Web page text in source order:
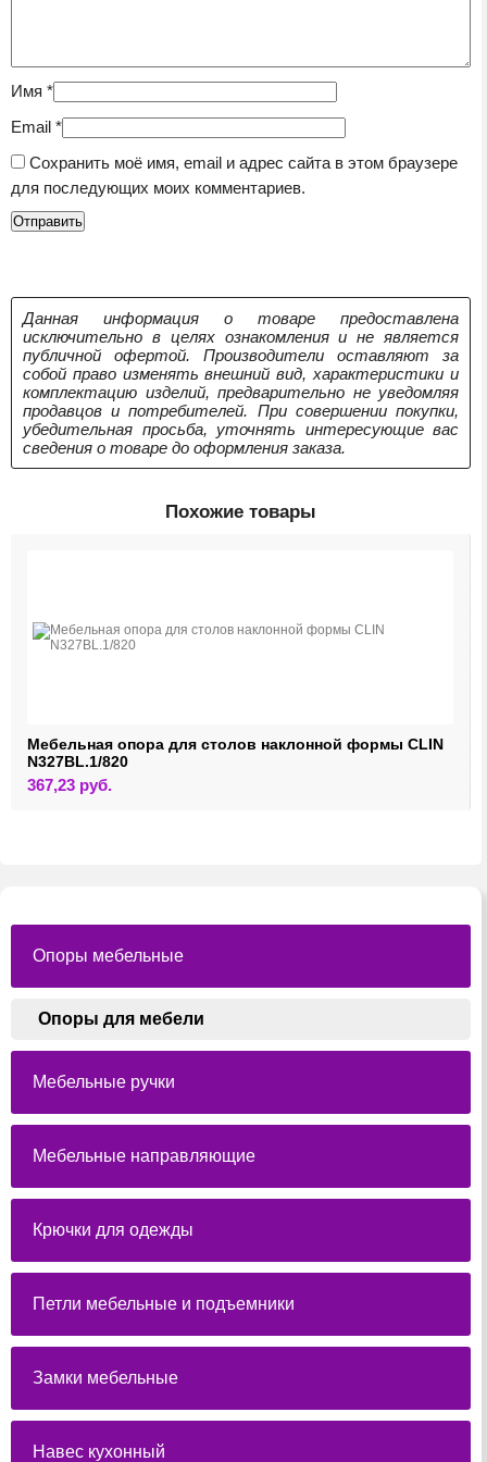
Имя *
Email *
Сохранить моё имя, email и адрес сайта в этом браузере
для последующих моих комментариев.
Данная информация о товаре предоставлена
исключительно в целях ознакомления и не является
публичной офертой. Производители оставляют за
собой право изменять внешний вид, характеристики и
комплектацию изделий, предварительно не уведомляя
продавцов и потребителей. При совершении покупки,
убедительная просьба, уточнять интересующие вас
сведения о товаре до оформления заказа.
Похожие товары
Мебельная опора для столов наклонной формы CLIN
N327BL.1/820
367,23 руб.
Опоры мебельные
Опоры для мебели
Мебельные ручки
Мебельные направляющие
Крючки для одежды
Петли мебельные и подъемники
Замки мебельные
Навес кухонный